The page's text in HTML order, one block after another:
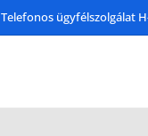
Telefonos ügyfélszolgálat